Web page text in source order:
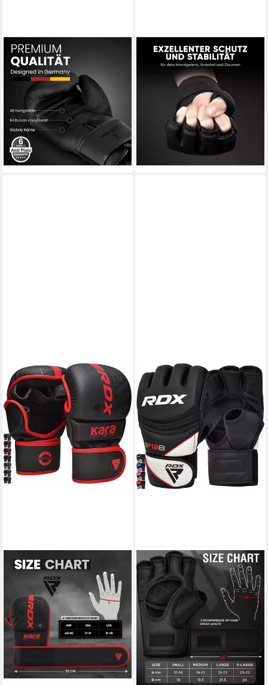
FIGHTR
Boxhandschuhe FBG XIV –
Stabil & komfortabel für
Boxen, Kickboxen, MMA &
Sparring
(7)
44,90 €
lieferbar - in 3-4 Werktagen bei dir
FIGHTR
MMA-Handschuhe aus
Kunstleder – leicht & flexibel
für Mixed Martial Arts
39,90 €
(39,90 €/ 1 Paar)
lieferbar - in 3-4 Werktagen bei dir